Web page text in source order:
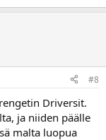
#8
Driversit.
ja niiden päälle
malta luopua